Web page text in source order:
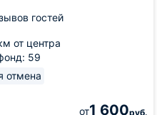
гостей
от центра
59
отмена
от1 600руб.